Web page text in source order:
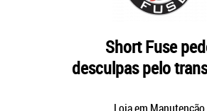
Short Fuse
desculpas pelo